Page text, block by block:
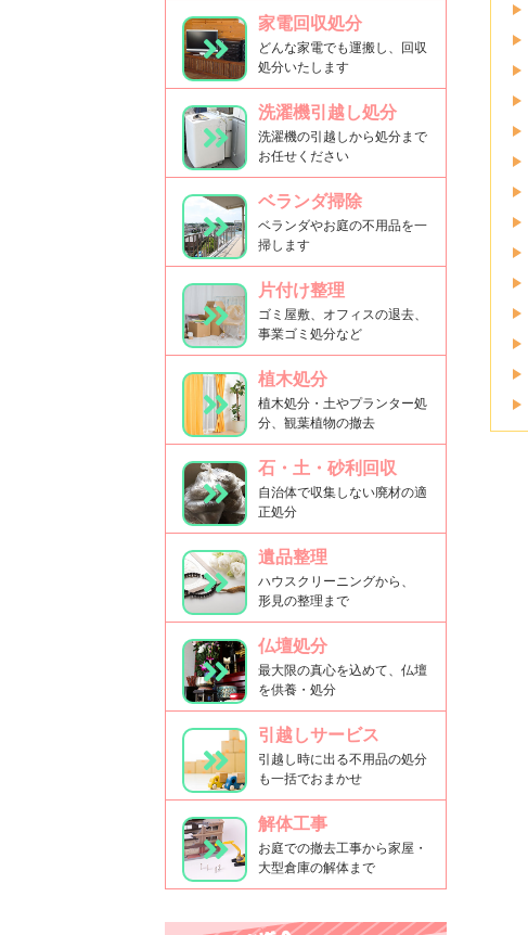
家電回収処分
どんな家電でも運搬し、回収
処分いたします
洗濯機引越し処分
洗濯機の引越しから処分まで
お任せください
ベランダ掃除
ベランダやお庭の不用品を一
掃します
片付け整理
ゴミ屋敷、オフィスの退去、
事業ゴミ処分など
植木処分
植木処分・土やプランター処
分、観葉植物の撤去
石・土・砂利回収
自治体で収集しない廃材の適
正処分
遺品整理
ハウスクリーニングから、
形見の整理まで
仏壇処分
最大限の真心を込めて、仏壇
を供養・処分
引越しサービス
引越し時に出る不用品の処分
も一括でおまかせ
解体工事
お庭での撤去工事から家屋・
大型倉庫の解体まで